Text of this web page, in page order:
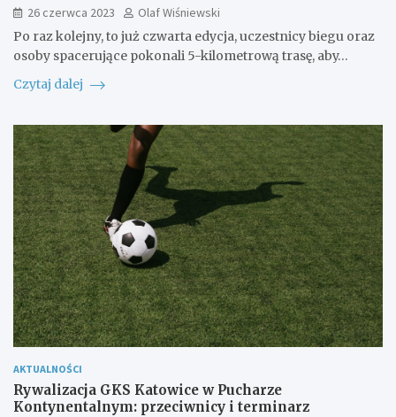
26 czerwca 2023
Olaf Wiśniewski
Po raz kolejny, to już czwarta edycja, uczestnicy biegu oraz
osoby spacerujące pokonali 5-kilometrową trasę, aby…
Czytaj dalej
AKTUALNOŚCI
Rywalizacja GKS Katowice w Pucharze
Kontynentalnym: przeciwnicy i terminarz